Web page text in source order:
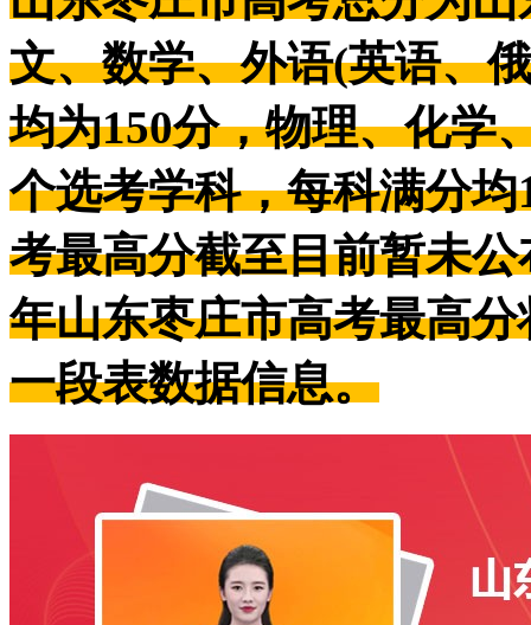
文、数学、外语(英语、
均为150分，物理、化学
个选考学科，每科满分
考最高分截至目前暂未
年山东枣庄市高考最高
一段表数据信息。